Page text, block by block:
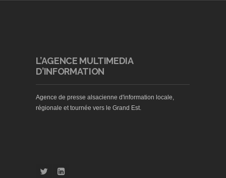
L’AGENCE MULTIMEDIA
D’INFORMATION
Agence de presse alsacienne d'information locale,
régionale et tournée vers le Grand Est.